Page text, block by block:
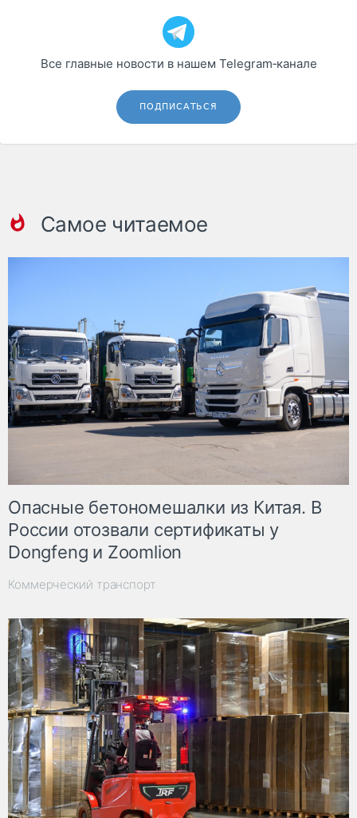
Все главные новости в нашем Telegram‑канале
ПОДПИСАТЬСЯ
Самое читаемое
Опасные бетономешалки из Китая. В
России отозвали сертификаты у
Dongfeng и Zoomlion
Коммерческий транспорт